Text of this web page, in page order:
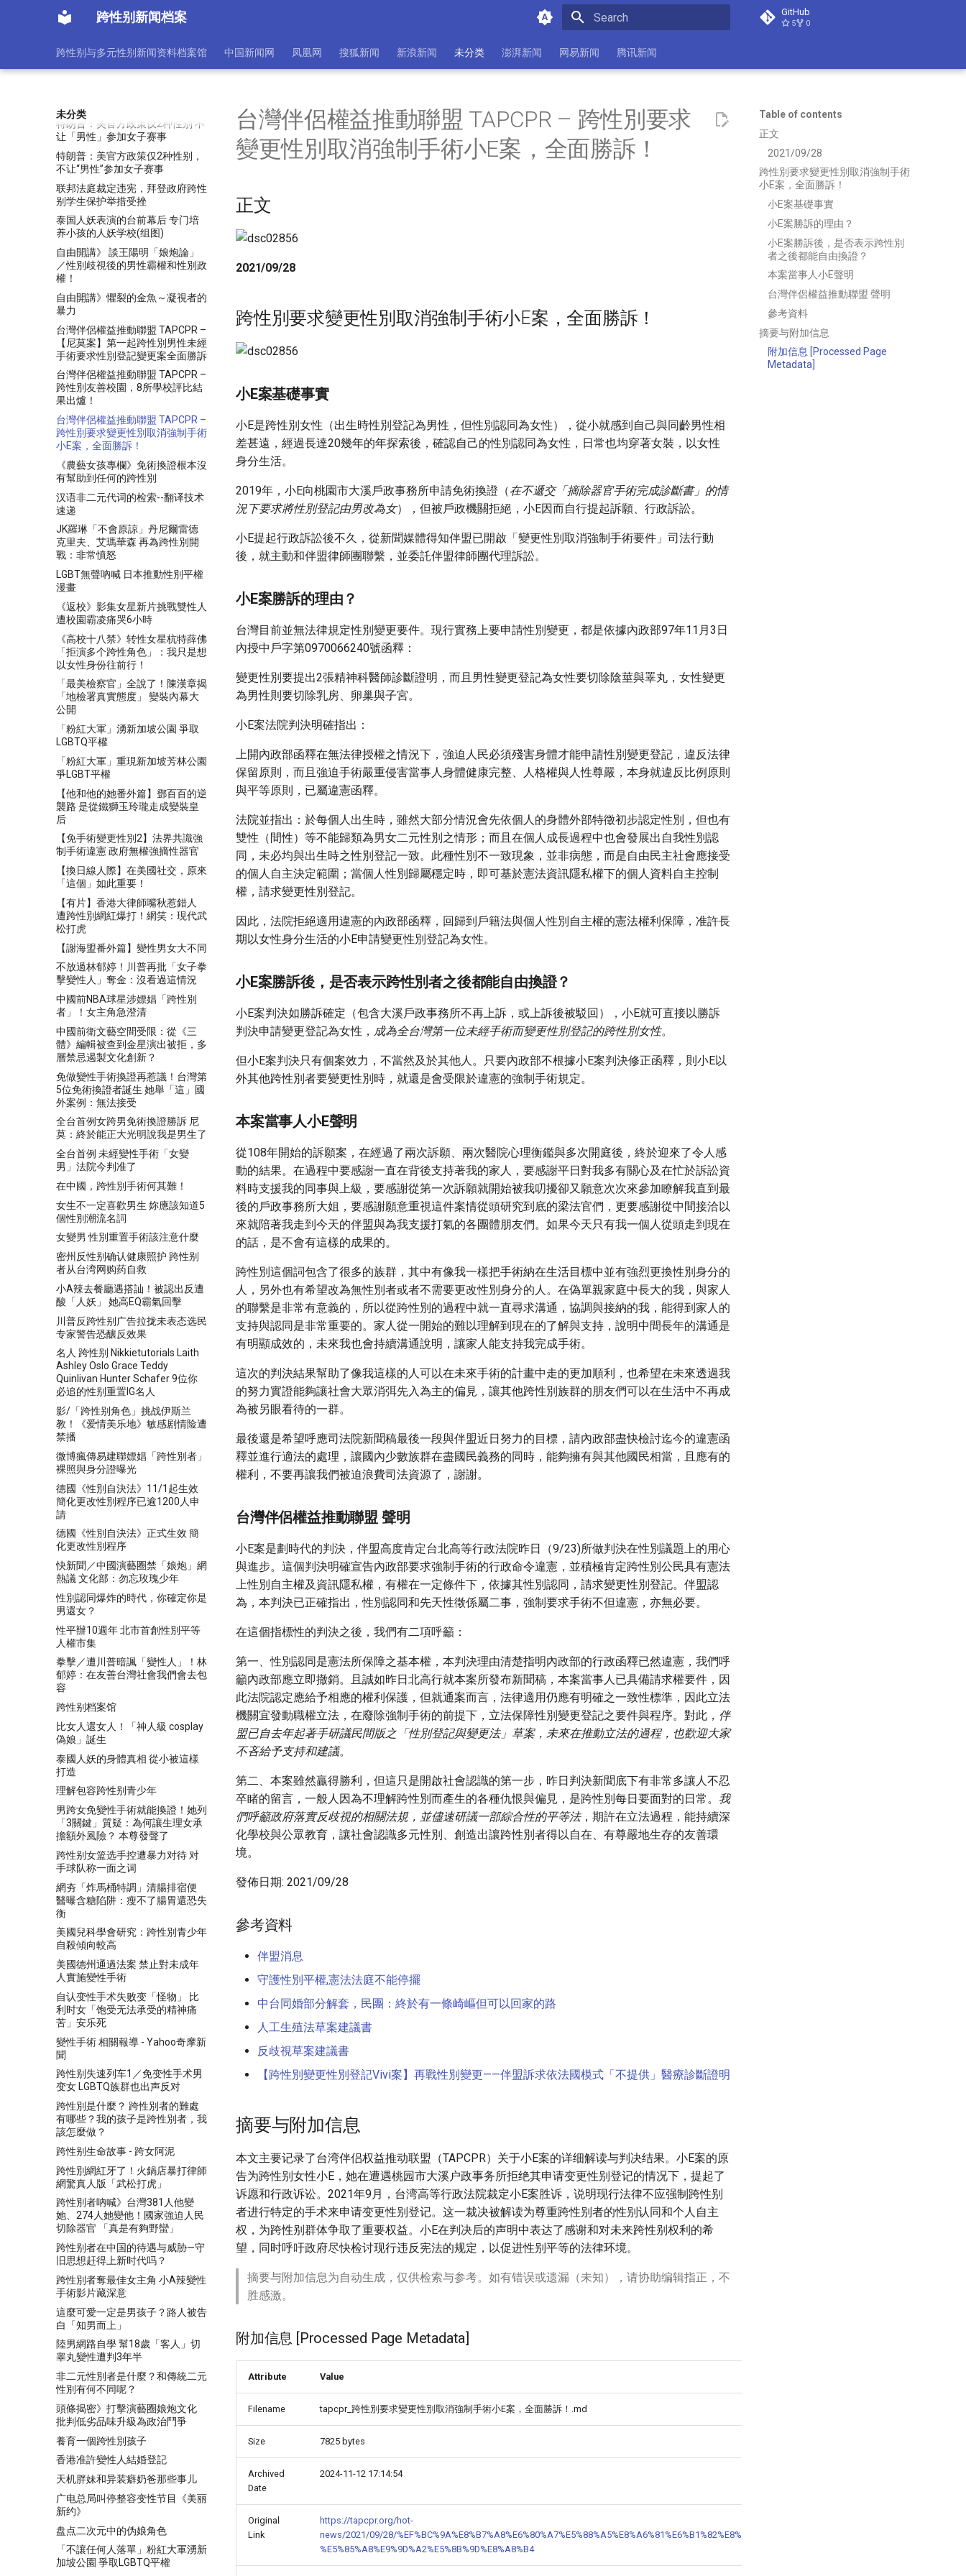
跨性别新闻档案 GitHub
5 0
跨性别与多元性别新闻资料档案馆 中国新闻网 凤凰网 搜狐新闻 新浪新闻 未分类 澎湃新闻 网易新闻 腾讯新闻
未分类
跨性别选手遭杯葛风暴
日突留言「Fake News」似反击丑
闻 | 星岛日报
特朗普：美官方政策仅2种性别 不
让「男性」参加女子赛事
特朗普：美官方政策仅2种性别，
不让“男性”参加女子赛事
联邦法庭裁定违宪，拜登政府跨性
别学生保护举措受挫
泰国人妖表演的台前幕后 专门培
养小孩的人妖学校(组图)
自由開講》 談王陽明「娘炮論」
／性別歧視後的男性霸權和性別政
權！
自由開講》懼裂的金魚～凝視者的
暴力
台灣伴侶權益推動聯盟 TAPCPR –
【尼莫案】第一起跨性別男性未經
手術要求性別登記變更案全面勝訴
台灣伴侶權益推動聯盟 TAPCPR –
跨性別友善校園，8所學校評比結
果出爐！
台灣伴侶權益推動聯盟 TAPCPR –
跨性別要求變更性別取消強制手術
小E案，全面勝訴！
《農藝女孩專欄》免術換證根本沒
有幫助到任何的跨性別
汉语非二元代词的检索--翻译技术
速递
JK羅琳「不會原諒」丹尼爾雷德
克里夫、艾瑪華森 再為跨性別開
戰：非常憤怒
LGBT無聲吶喊 日本推動性別平權
漫畫
《返校》影集女星新片挑戰雙性人
遭校園霸凌痛哭6小時
《高校十八禁》转性女星杭特薛佛
「拒演多个跨性角色」：我只是想
以女性身份往前行！
「最美檢察官」全說了！陳漢章揭
「地檢署真實態度」 變裝內幕大
公開
「粉紅大軍」湧新加坡公園 爭取
LGBTQ平權
「粉紅大軍」重現新加坡芳林公園
爭LGBT平權
【他和他的她番外篇】鄧百百的逆
襲路 是從鐵獅玉玲瓏走成變裝皇
后
【免手術變更性別2】法界共識強
制手術違憲 政府無權強摘性器官
【換日線人際】在美國社交，原來
「這個」如此重要！
【有片】香港大律師嘴秋惹錯人
遭跨性別網紅爆打！網笑：現代武
松打虎
【謝海盟番外篇】變性男女大不同
不放過林郁婷！川普再批「女子拳
擊變性人」奪金：沒看過這情況
中國前NBA球星涉嫖娼「跨性別
者」！女主角急澄清
中國前衛文藝空間受限：從《三
體》編輯被查到金星演出被拒，多
層禁忌遏製文化創新？
免做變性手術換證再惹議！台灣第
5位免術換證者誕生 她舉「這」國
外案例：無法接受
全台首例女跨男免術換證勝訴 尼
莫：終於能正大光明說我是男生了
全台首例 未經變性手術「女變
男」法院今判准了
在中國，跨性別手術何其難！
女生不一定喜歡男生 妳應該知道5
個性別潮流名詞
女變男 性別重置手術該注意什麼
密州反性别确认健康照护 跨性别
者从台湾网购药自救
小A辣去餐廳遇搭訕！被認出反遭
酸「人妖」 她高EQ霸氣回擊
川普反跨性别广告拉拢未表态选民
专家警告恐釀反效果
名人 跨性别 Nikkietutorials Laith
Ashley Oslo Grace Teddy
Quinlivan Hunter Schafer 9位你
必追的性别重置IG名人
影/「跨性别角色」挑战伊斯兰
教！《爱情美乐地》敏感剧情险遭
禁播
微博瘋傳易建聯嫖娼「跨性別者」
裸照與身分證曝光
德國《性別自決法》11/1起生效
簡化更改性別程序已逾1200人申
請
德國《性別自決法》正式生效 簡
化更改性別程序
快新聞／中國演藝圈禁「娘炮」網
熱議 文化部：勿忘玫瑰少年
性別認同爆炸的時代，你確定你是
男還女？
性平辦10週年 北市首創性別平等
人權市集
拳擊／遭川普暗諷「變性人」！林
郁婷：在友善台灣社會我們會去包
容
跨性别档案馆
比女人還女人！「神人級 cosplay
偽娘」誕生
泰國人妖的身體真相 從小被這樣
打造
理解包容跨性别青少年
男跨女免變性手術就能換證！她列
「3關鍵」質疑：為何讓生理女承
擔額外風險？ 本尊發聲了
跨性别女篮选手控遭暴力对待 对
手球队称一面之词
網夯「炸馬桶特調」清腸排宿便
醫曝含糖陷阱：瘦不了腸胃還恐失
衡
美國兒科學會研究：跨性別青少年
自殺傾向較高
美國德州通過法案 禁止對未成年
人實施變性手術
自认变性手术失败变「怪物」 比
利时女「饱受无法承受的精神痛
苦」安乐死
變性手術 相關報導 - Yahoo奇摩新
聞
跨性别失速列车1／免变性手术男
变女 LGBTQ族群也出声反对
跨性別是什麼？ 跨性別者的難處
有哪些？我的孩子是跨性別者，我
該怎麼做？
跨性别生命故事 - 跨女阿泥
跨性別網紅牙了！火鍋店暴打律師
網驚真人版「武松打虎」
跨性別者吶喊》台灣381人他變
她、274人她變他！國家強迫人民
切除器官 「真是有夠野蠻」
跨性别者在中国的待遇与威胁—守
旧思想赶得上新时代吗？
跨性別者奪最佳女主角 小A辣變性
手術影片藏深意
這麼可愛一定是男孩子？路人被告
白「知男而上」
陸男網路自學 幫18歲「客人」切
睾丸變性遭判3年半
非二元性別者是什麼？和傳統二元
性別有何不同呢？
頭條揭密》打擊演藝圈娘炮文化
批判低劣品味升級為政治鬥爭
養育一個跨性別孩子
香港准許變性人結婚登記
天机胖妹和异装癖奶爸那些事儿
广电总局叫停整容变性节目《美丽
新约》
盘点二次元中的伪娘角色
「不讓任何人落單」粉紅大軍湧新
加坡公園 爭取LGBTQ平權
Table of contents
正文
2021/09/28
跨性別要求變更性別取消強制手術
小E案，全面勝訴！
小E案基礎事實
小E案勝訴的理由？
小E案勝訴後，是否表示跨性別
者之後都能自由換證？
本案當事人小E聲明
台灣伴侶權益推動聯盟 聲明
參考資料
摘要与附加信息
附加信息 [Processed Page
Metadata]
台灣伴侶權益推動聯盟 TAPCPR – 跨性別要求
變更性別取消強制手術小E案，全面勝訴！
正文
2021/09/28
跨性別要求變更性別取消強制手術小E案，全面勝訴！
小E案基礎事實
小E是跨性別女性（出生時性別登記為男性，但性別認同為女性），從小就感到自己與同齡男性相
差甚遠，經過長達20幾年的年探索後，確認自己的性別認同為女性，日常也均穿著女裝，以女性
身分生活。
2019年，小E向桃園市大溪戶政事務所申請免術換證（在不遞交「摘除器官手術完成診斷書」的情
況下要求將性別登記由男改為女），但被戶政機關拒絕，小E因而自行提起訴願、行政訴訟。
小E提起行政訴訟後不久，從新聞媒體得知伴盟已開啟「變更性別取消強制手術要件」司法行動
後，就主動和伴盟律師團聯繫，並委託伴盟律師團代理訴訟。
小E案勝訴的理由？
台灣目前並無法律規定性別變更要件。現行實務上要申請性別變更，都是依據內政部97年11月3日
內授中戶字第0970066240號函釋：
變更性別要提出2張精神科醫師診斷證明，而且男性變更登記為女性要切除陰莖與睪丸，女性變更
為男性則要切除乳房、卵巢與子宮。
小E案法院判決明確指出：
上開內政部函釋在無法律授權之情況下，強迫人民必須殘害身體才能申請性別變更登記，違反法律
保留原則，而且強迫手術嚴重侵害當事人身體健康完整、人格權與人性尊嚴，本身就違反比例原則
與平等原則，已屬違憲函釋。
法院並指出：於每個人出生時，雖然大部分情況會先依個人的身體外部特徵初步認定性別，但也有
雙性（間性）等不能歸類為男女二元性別之情形；而且在個人成長過程中也會發展出自我性別認
同，未必均與出生時之性別登記一致。此種性別不一致現象，並非病態，而是自由民主社會應接受
的個人自主決定範圍；當個人性別歸屬穩定時，即可基於憲法資訊隱私權下的個人資料自主控制
權，請求變更性別登記。
因此，法院拒絕適用違憲的內政部函釋，回歸到戶籍法與個人性別自主權的憲法權利保障，准許長
期以女性身分生活的小E申請變更性別登記為女性。
小E案勝訴後，是否表示跨性別者之後都能自由換證？
小E案判決如勝訴確定（包含大溪戶政事務所不再上訴，或上訴後被駁回），小E就可直接以勝訴
判決申請變更登記為女性， 成為全台灣第一位未經手術而變更性別登記的跨性別女性。
但小E案判決只有個案效力，不當然及於其他人。只要內政部不根據小E案判決修正函釋，則小E以
外其他跨性別者要變更性別時，就還是會受限於違憲的強制手術規定。
本案當事人小E聲明
從108年開始的訴願案，在經過了兩次訴願、兩次醫院心理衡鑑與多次開庭後，終於迎來了令人感
動的結果。在過程中要感謝一直在背後支持著我的家人，要感謝平日對我多有關心及在忙於訴訟資
料時支援我的同事與上級，要感謝從第一次訴願就開始被我叨擾卻又願意次次來參加瞭解我直到最
後的戶政事務所大姐，要感謝願意重視這件案情從頭研究到底的梁法官們，更要感謝從中間接洽以
來就陪著我走到今天的伴盟與為我支援打氣的各團體朋友們。如果今天只有我一個人從頭走到現在
的話，是不會有這樣的成果的。
跨性別這個詞包含了很多的族群，其中有像我一樣把手術納在生活目標中並有強烈更換性別身分的
人，另外也有希望改為無性別者或者不需要更改性別身分的人。在偽單親家庭中長大的我，與家人
的聯繫是非常有意義的，所以從跨性別的過程中就一直尋求溝通，協調與接納的我，能得到家人的
支持與認同是非常重要的。家人從一開始的難以理解到現在的了解與支持，說明中間長年的溝通是
有明顯成效的，未來我也會持續溝通說明，讓家人能支持我完成手術。
這次的判決結果幫助了像我這樣的人可以在未來手術的計畫中走的更加順利，也希望在未來透過我
的努力實證能夠讓社會大眾消弭先入為主的偏見，讓其他跨性別族群的朋友們可以在生活中不再成
為被另眼看待的一群。
最後還是希望呼應司法院新聞稿最後一段與伴盟近日努力的目標，請內政部盡快檢討迄今的違憲函
釋並進行適法的處理，讓國內少數族群在盡國民義務的同時，能夠擁有與其他國民相當，且應有的
權利，不要再讓我們被迫浪費司法資源了，謝謝。
台灣伴侶權益推動聯盟 聲明
小E案是劃時代的判決，伴盟高度肯定台北高等行政法院昨日（9/23)所做判決在性別議題上的用心
與進步。這個判決明確宣告內政部要求強制手術的行政命令違憲，並積極肯定跨性別公民具有憲法
上性別自主權及資訊隱私權，有權在一定條件下，依據其性別認同，請求變更性別登記。伴盟認
為，本判決已正確指出，性別認同和先天性徵係屬二事，強制要求手術不但違憲，亦無必要。
在這個指標性的判決之後，我們有二項呼籲：
第一、性別認同是憲法所保障之基本權，本判決理由清楚指明內政部的行政函釋已然違憲，我們呼
籲內政部應立即撤銷。且誠如昨日北高行就本案所發布新聞稿，本案當事人已具備請求權要件，因
此法院認定應給予相應的權利保護，但就通案而言，法律適用仍應有明確之一致性標準，因此立法
機關宜發動職權立法，在廢除強制手術的前提下，立法保障性別變更登記之要件與程序。對此， 伴
盟已自去年起著手研議民間版之「性別登記與變更法」草案，未來在推動立法的過程，也歡迎大家
不吝給予支持和建議。
第二、本案雖然贏得勝利，但這只是開啟社會認識的第一步，昨日判決新聞底下有非常多讓人不忍
卒睹的留言，一般人因為不理解跨性別而產生的各種仇恨與偏見，是跨性別每日要面對的日常。 我
們呼籲政府落實反歧視的相關法規，並儘速研議一部綜合性的平等法，期許在立法過程，能持續深
化學校與公眾教育，讓社會認識多元性別、創造出讓跨性別者得以自在、有尊嚴地生存的友善環
境。
發佈日期: 2021/09/28
參考資料
伴盟消息
守護性別平權,憲法法庭不能停擺
中台同婚部分解套，民團：終於有一條崎嶇但可以回家的路
人工生殖法草案建議書
反歧視草案建議書
【跨性別變更性別登記Vivi案】再戰性別變更——伴盟訴求依法國模式「不提供」醫療診斷證明
摘要与附加信息
本文主要记录了台湾伴侣权益推动联盟（TAPCPR）关于小E案的详细解读与判决结果。小E案的原
告为跨性别女性小E，她在遭遇桃园市大溪户政事务所拒绝其申请变更性别登记的情况下，提起了
诉愿和行政诉讼。2021年9月，台湾高等行政法院裁定小E案胜诉，说明现行法律不应强制跨性别
者进行特定的手术来申请变更性别登记。这一裁决被解读为尊重跨性别者的性别认同和个人自主
权，为跨性别群体争取了重要权益。小E在判决后的声明中表达了感谢和对未来跨性别权利的希
望，同时呼吁政府尽快检讨现行违反宪法的规定，以促进性别平等的法律环境。
摘要与附加信息为自动生成，仅供检索与参考。如有错误或遗漏（未知），请协助编辑指正，不
胜感激。
附加信息 [Processed Page Metadata]
Attribute Value
Filename tapcpr_跨性別要求變更性別取消強制手術小E案，全面勝訴！.md
Size 7825 bytes
Archived
Date
2024-11-12 17:14:54
Original
Link
https://tapcpr.org/hot-
news/2021/09/28/
%E5%85%A8%E9%9D%A2%E5%8B%9D%E8%A8%B4